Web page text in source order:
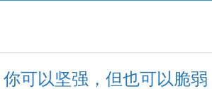
可以坚强，但也可以脆弱